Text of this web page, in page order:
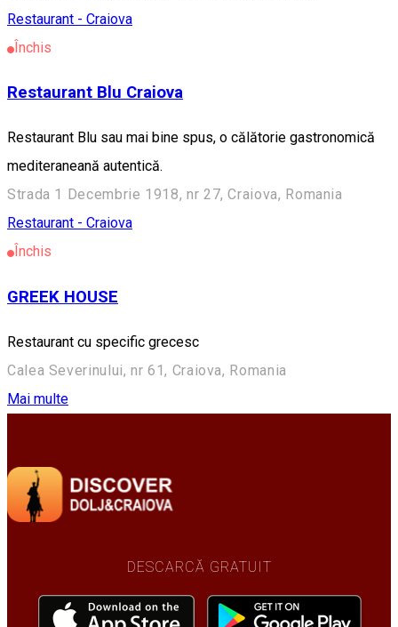
Restaurant - Craiova
Închis
Restaurant Blu Craiova
Restaurant Blu sau mai bine spus, o călătorie gastronomică
mediteraneană autentică.
Strada 1 Decembrie 1918, nr 27, Craiova, Romania
Restaurant - Craiova
Închis
GREEK HOUSE
Restaurant cu specific grecesc
Calea Severinului, nr 61, Craiova, Romania
Mai multe
DESCARCĂ GRATUIT